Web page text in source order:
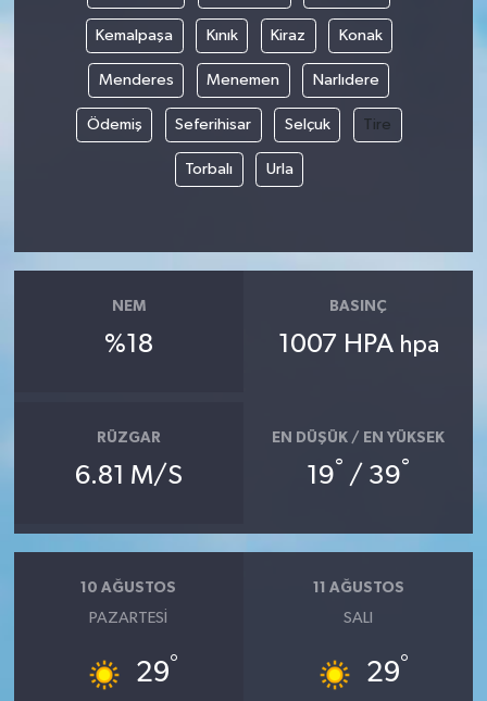
Kemalpaşa Kınık Kiraz Konak
Menderes Menemen Narlıdere
Ödemiş Seferihisar Selçuk Tire
Torbalı Urla
NEM
%18
BASINÇ
1007 HPA hpa
RÜZGAR
6.81 M/S
EN DÜŞÜK / EN YÜKSEK
19° / 39°
10 AĞUSTOS
PAZARTESI
29°
11 AĞUSTOS
SALI
29°